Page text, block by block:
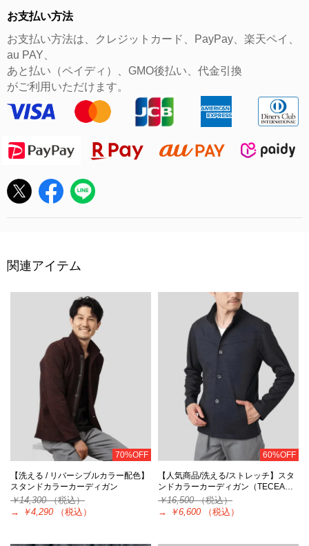
お支払い方法
お支払い方法は、クレジットカード、PayPay、楽天ペイ、
au PAY、
あと払い（ペイディ）、GMO後払い、代金引換
がご利用いただけます。
関連アイテム
70%OFF
【洗える / リバーシブルカラー配色】
スタンドカラーカーディガン
￥14,300（税込）
→
￥4,290 （税込）
60%OFF
【人気商品/洗える/ストレッチ】スタ
ンドカラーカーディガン（TECEA…
￥16,500（税込）
→
￥6,600 （税込）